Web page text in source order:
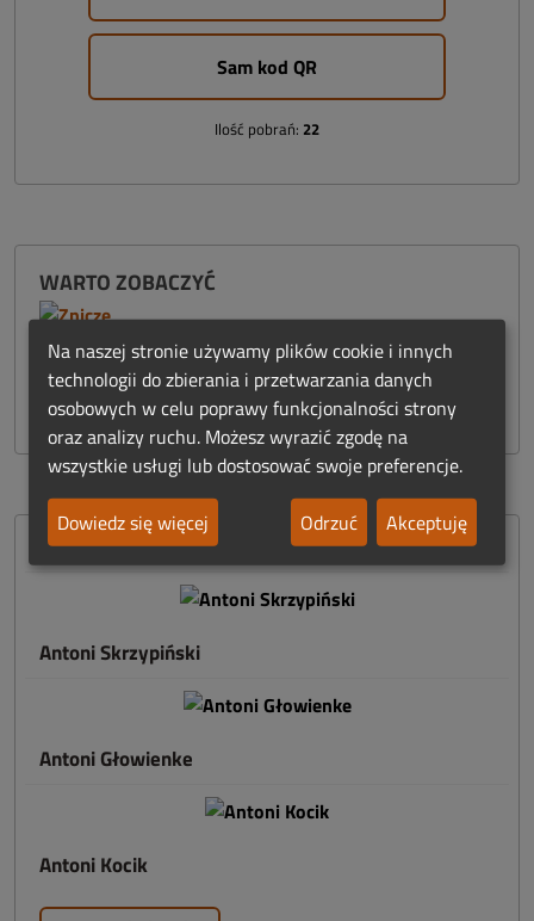
Sam kod QR
Ilość pobrań: 22
WARTO ZOBACZYĆ
IMIENNICY
Antoni Skrzypiński
Antoni Głowienke
Antoni Kocik
Na naszej stronie używamy plików cookie i innych
technologii do zbierania i przetwarzania danych
osobowych w celu poprawy funkcjonalności strony
oraz analizy ruchu. Możesz wyrazić zgodę na
wszystkie usługi lub dostosować swoje preferencje.
Dowiedz się więcej
Odrzuć Akceptuję